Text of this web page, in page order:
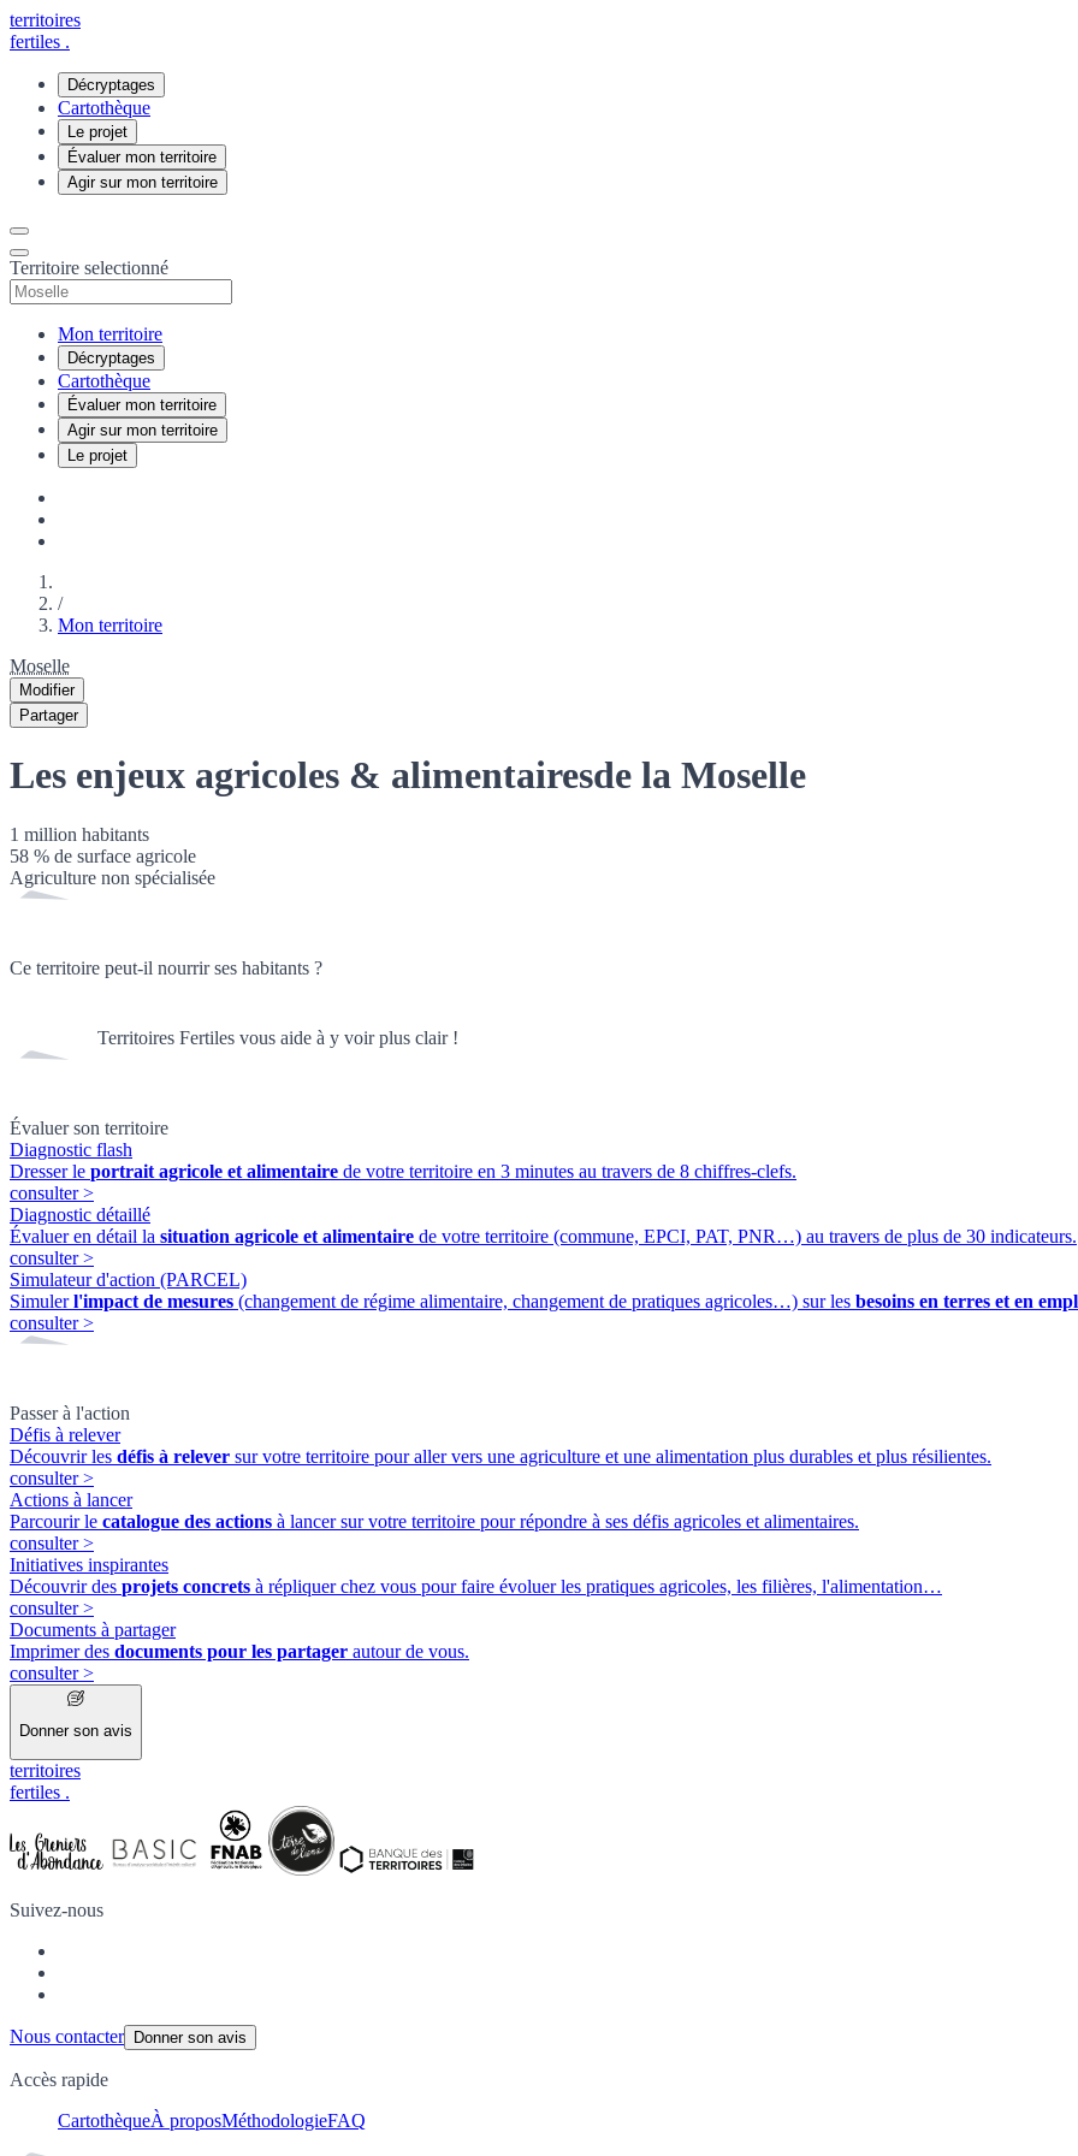
territoires
fertiles .
Décryptages
Cartothèque
Le projet
Évaluer mon territoire
Agir sur mon territoire
Territoire selectionné
Mon territoire
Décryptages
Cartothèque
Évaluer mon territoire
Agir sur mon territoire
Le projet
/
Mon territoire
Moselle
Modifier
Partager
Les enjeux agricoles & alimentairesde la Moselle
1 million habitants
58 % de surface agricole
Agriculture non spécialisée
Ce territoire peut-il nourrir ses habitants ?
Territoires Fertiles vous aide à y voir plus clair !
Évaluer son territoire
Diagnostic flash
Dresser le portrait agricole et alimentaire de votre territoire en 3 minutes au travers de 8 chiffres-clefs.
consulter>
Diagnostic détaillé
Évaluer en détail la situation agricole et alimentaire de votre territoire (commune, EPCI, PAT, PNR…) au travers de plus de 30 indicateurs.
consulter>
Simulateur d'action (PARCEL)
Simulerl'impact de mesures (changement de régime alimentaire, changement de pratiques agricoles…) sur les besoins en terres et en
consulter>
Passer à l'action
Défis à relever
Découvrir les défis à relever sur votre territoire pour aller vers une agriculture et une alimentation plus durables et plus résilientes.
consulter>
Actions à lancer
Parcourir le catalogue des actions à lancer sur votre territoire pour répondre à ses défis agricoles et alimentaires.
consulter>
Initiatives inspirantes
Découvrir des projets concrets à répliquer chez vous pour faire évoluer les pratiques agricoles, les filières, l'alimentation…
consulter>
Documents à partager
Imprimer des documents pour les partager autour de vous.
consulter>
Donner son avis
territoires
fertiles .
Suivez-nous
Nous contacter Donner son avis
Accès rapide
CartothèqueÀ proposMéthodologieFAQ